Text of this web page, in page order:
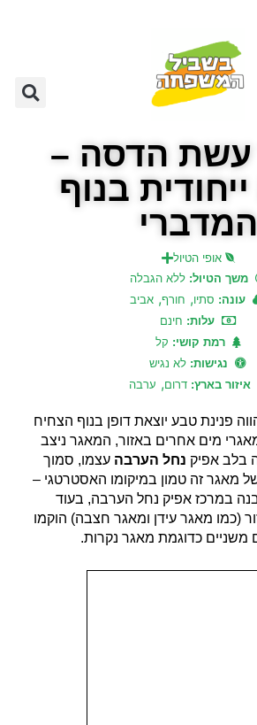
עשת הדסה –
ייחודית בנוף
המדברי
אופי הטיול
משך הטיול:ללא הגבלה
עונה: סתיו, חורף, אביב
עלות: חינם
רמת קושי: קל
נגישות: לא נגיש
איזור בארץ: דרום, ערבה
פנינת טבע יוצאת דופן בנוף הצחיח
מים אחרים באזור, המאגר ניצב
בלב אפיק נחל הערבה עצמו, סמוך
של מאגר זה טמון במיקומו האסטרטגי –
במרכז אפיק נחל הערבה, בעוד
(כמו מאגר עידן ומאגר חצבה) הוקמו
משניים כדוגמת מאגר נקרות.